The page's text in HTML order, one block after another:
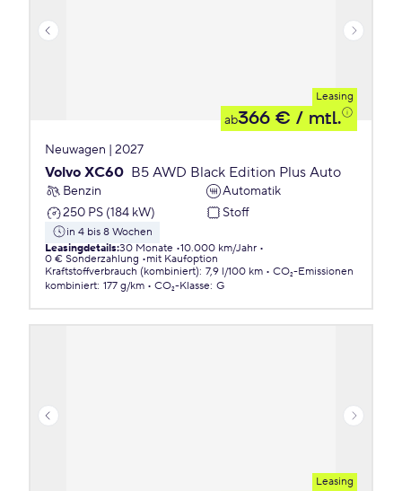
Leasing
ab366 € / mtl.
Neuwagen | 2027
Volvo XC60 B5 AWD Black Edition Plus Auto
Benzin
Automatik
250 PS (184 kW)
Stoff
in 4 bis 8 Wochen
Leasingdetails:30 Monate 10.000 km/Jahr
0 € Sonderzahlung
mit Kaufoption
Kraftstoffverbrauch (kombiniert): 7,9 l/100 km
CO₂-Emissionen
kombiniert: 177 g/km CO₂-Klasse: G
Leasing